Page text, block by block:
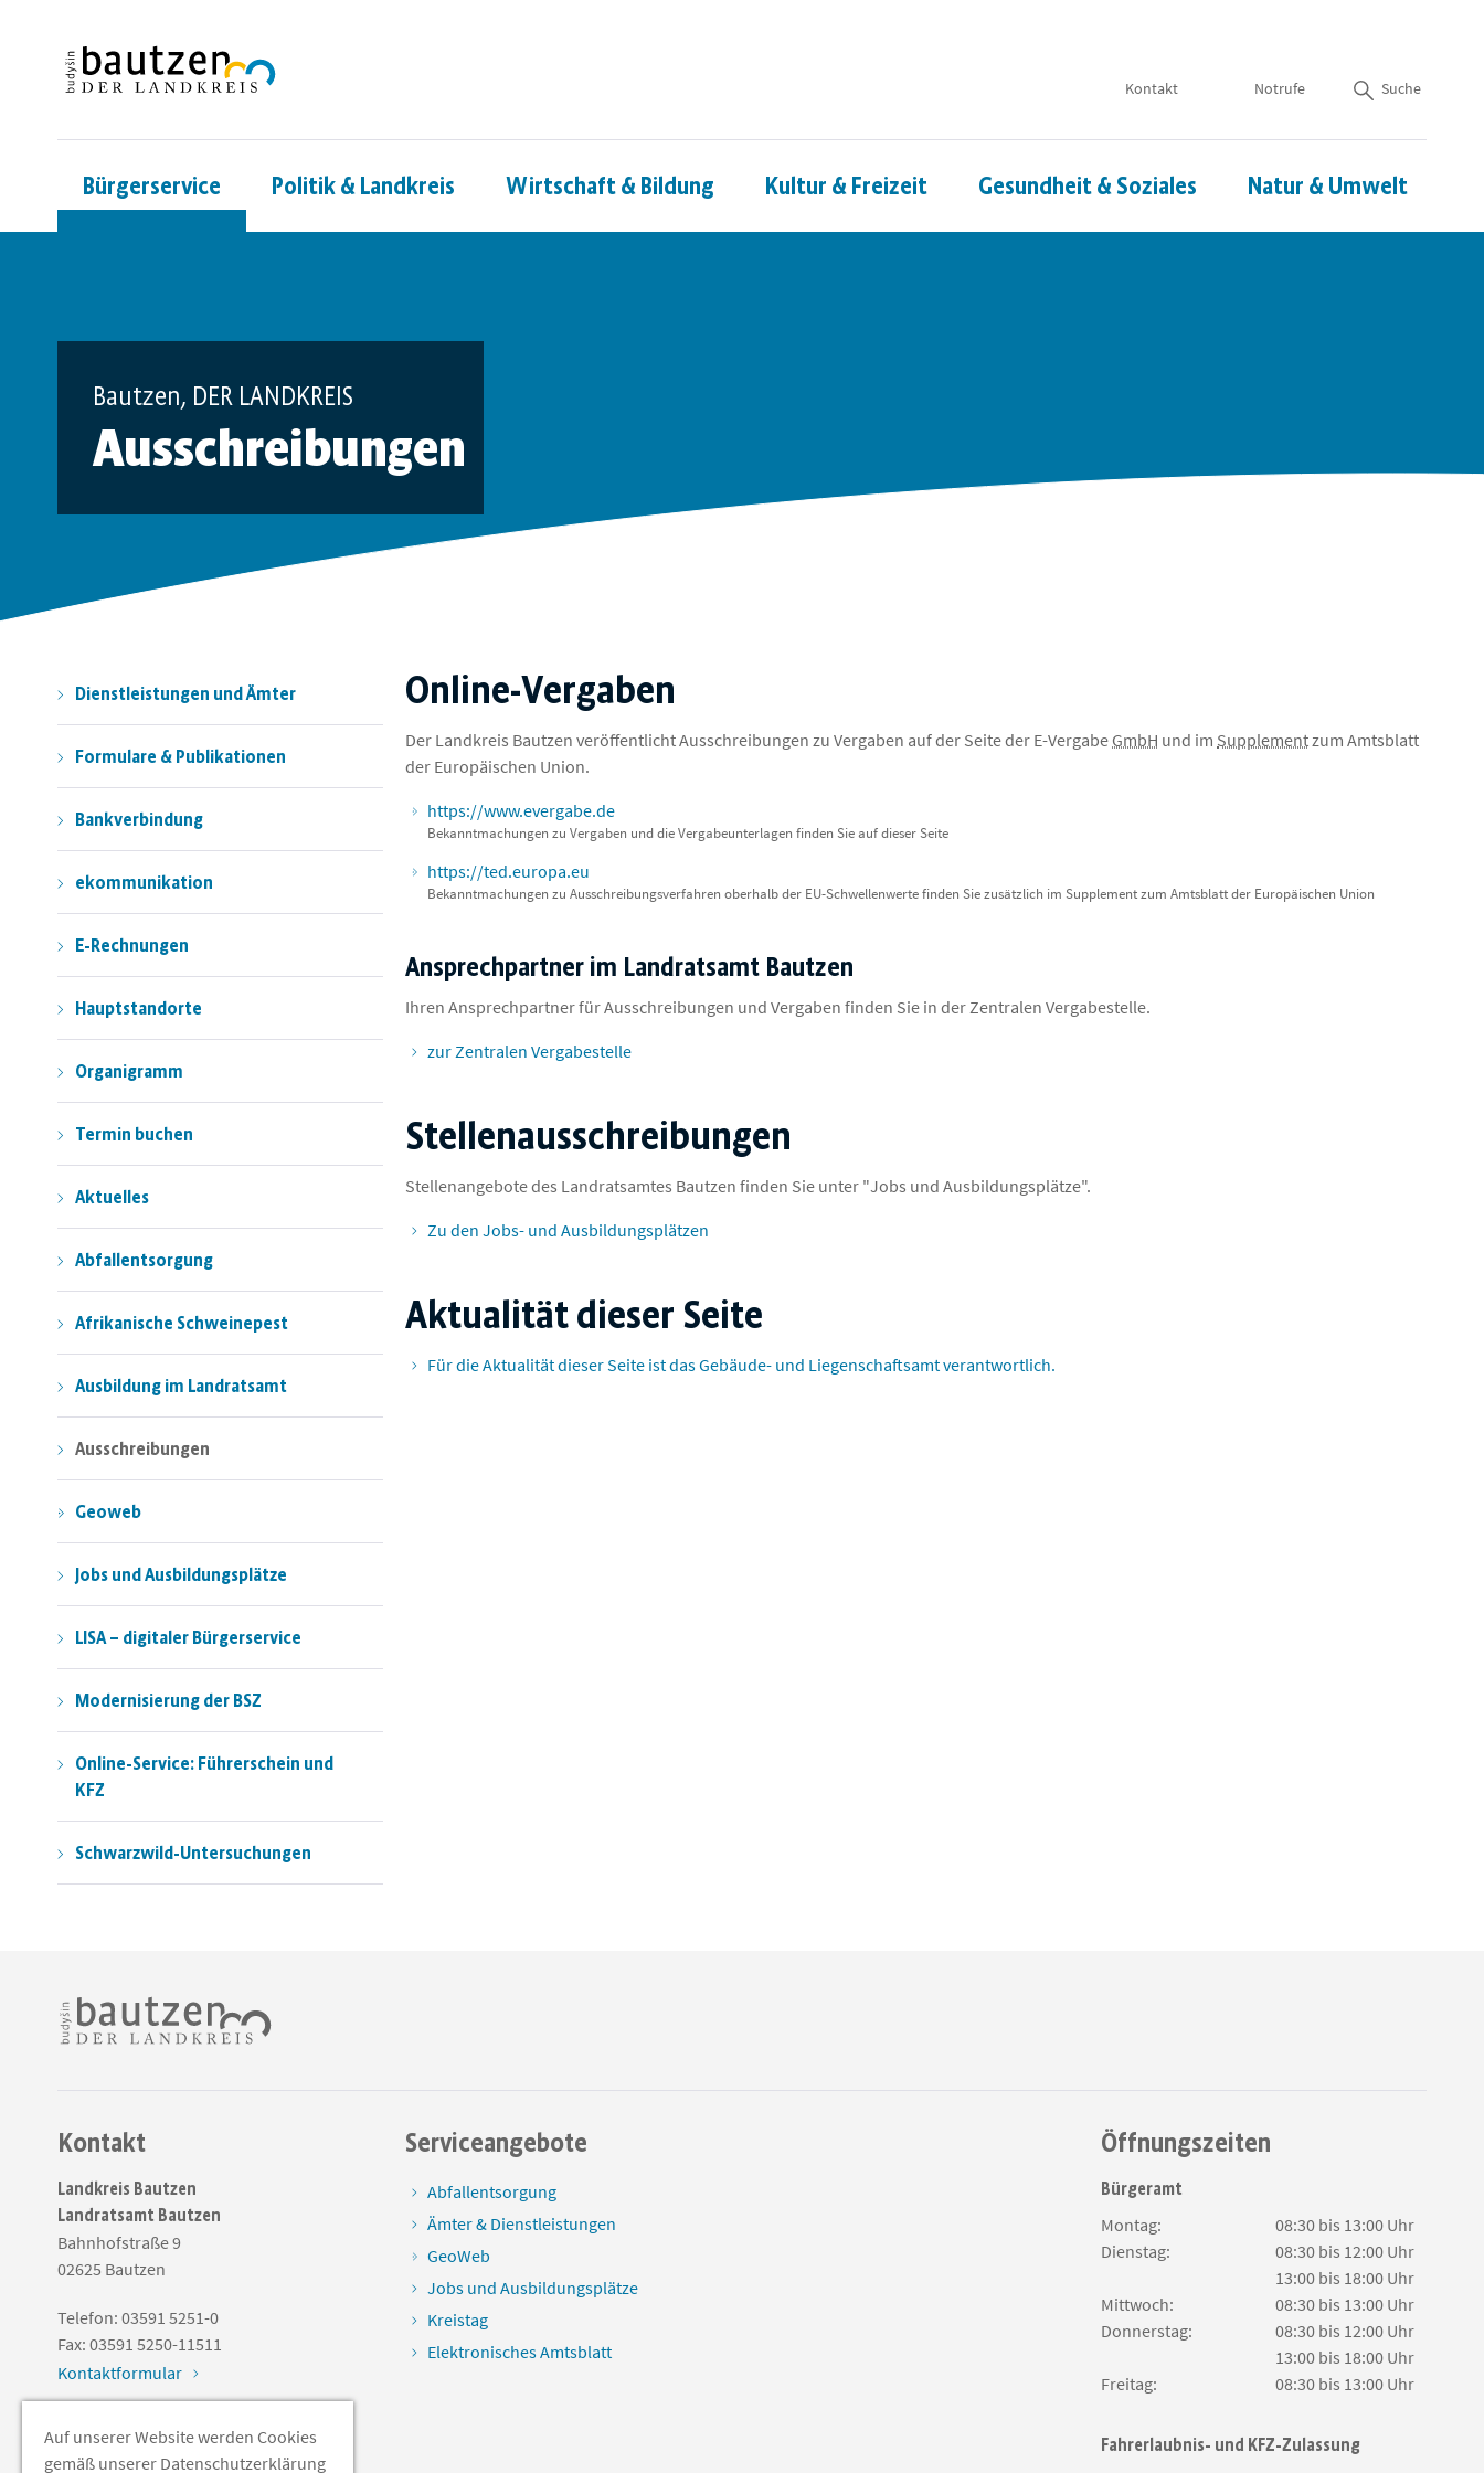
Kontakt Notrufe Suche
Bürgerservice Politik & Landkreis Wirtschaft & Bildung Kultur & Freizeit Gesundheit & Soziales Natur & Umwelt
Bautzen, DER LANDKREIS
Ausschreibungen
Dienstleistungen und Ämter
Formulare & Publikationen
Bankverbindung
ekommunikation
E-Rechnungen
Hauptstandorte
Organigramm
Termin buchen
Aktuelles
Abfallentsorgung
Afrikanische Schweinepest
Ausbildung im Landratsamt
Ausschreibungen
Geoweb
Jobs und Ausbildungsplätze
LISA – digitaler Bürgerservice
Modernisierung der BSZ
Online-Service: Führerschein und
KFZ
Schwarzwild-Untersuchungen
Online-Vergaben
Der Landkreis Bautzen veröffentlicht Ausschreibungen zu Vergaben auf der Seite der E-Vergabe GmbH und im Supplementzum Amtsblatt
der Europäischen Union.
https://www.evergabe.de
Bekanntmachungen zu Vergaben und die Vergabeunterlagen finden Sie auf dieser Seite
https://ted.europa.eu
Bekanntmachungen zu Ausschreibungsverfahren oberhalb der EU-Schwellenwerte finden Sie zusätzlich im Supplement zum Amtsblatt der Europäischen Union
Ansprechpartner im Landratsamt Bautzen
Ihren Ansprechpartner für Ausschreibungen und Vergaben finden Sie in der Zentralen Vergabestelle.
zur Zentralen Vergabestelle
Stellenausschreibungen
Stellenangebote des Landratsamtes Bautzen finden Sie unter "Jobs und Ausbildungsplätze".
Zu den Jobs- und Ausbildungsplätzen
Aktualität dieser Seite
Für die Aktualität dieser Seite ist das Gebäude- und Liegenschaftsamt verantwortlich.
Kontakt
Landkreis Bautzen
Landratsamt Bautzen
Bahnhofstraße 9
02625 Bautzen
Telefon: 03591 5251-0
Fax: 03591 5250-11511
Kontaktformular
Soziale Medien
Serviceangebote
Abfallentsorgung
Ämter & Dienstleistungen
GeoWeb
Jobs und Ausbildungsplätze
Kreistag
Elektronisches Amtsblatt
Öffnungszeiten
Bürgeramt
Montag:
08:30 bis 13:00 Uhr
Dienstag:
08:30 bis 12:00 Uhr
13:00 bis 18:00 Uhr
Mittwoch:
08:30 bis 13:00 Uhr
Donnerstag:
08:30 bis 12:00 Uhr
13:00 bis 18:00 Uhr
Freitag:
08:30 bis 13:00 Uhr
Fahrerlaubnis- und KFZ-Zulassung
Auf unserer Website werden Cookies
gemäß unserer Datenschutzerklärung